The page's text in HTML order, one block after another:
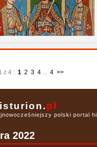
z 4 : 1 2 3 4... 4 >>
pl
polski portal
2022